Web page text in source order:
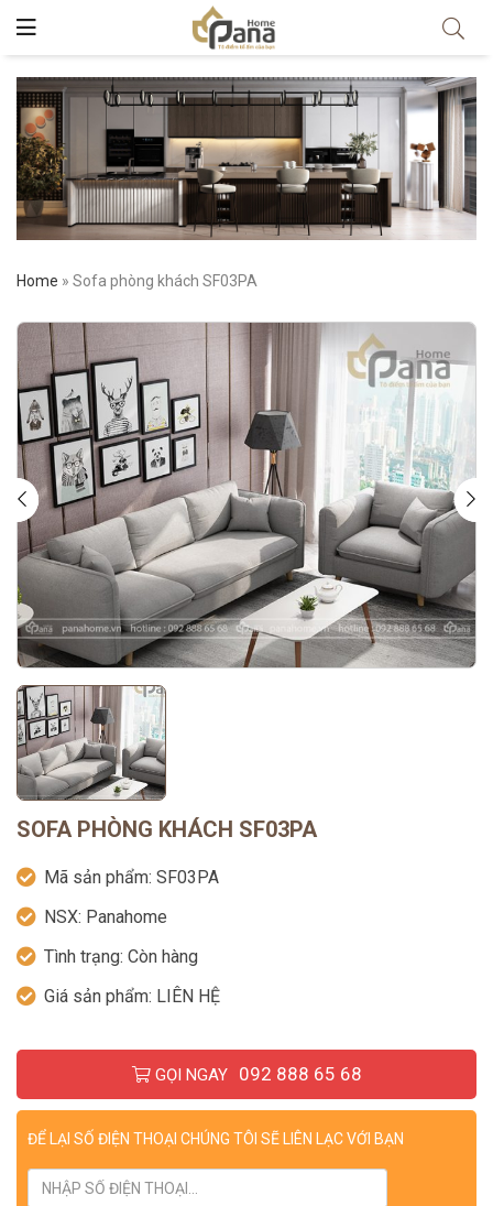
Home » Sofa phòng khách SF03PA
SOFA PHÒNG KHÁCH SF03PA
Mã sản phẩm: SF03PA
NSX: Panahome
Tình trạng: Còn hàng
Giá sản phẩm: LIÊN HỆ
GỌI NGAY 092 888 65 68
ĐỂ LẠI SỐ ĐIỆN THOẠI CHÚNG TÔI SẼ LIÊN LẠC VỚI BẠN